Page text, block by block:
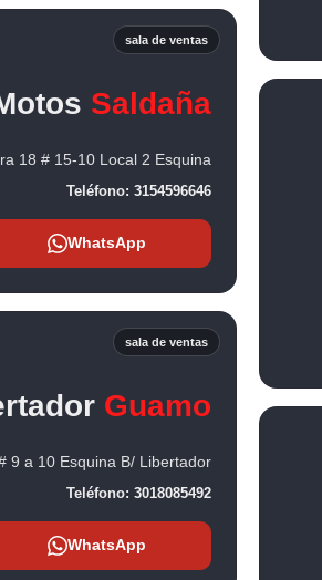
sala de ventas
Saldaña
18 # 15-10 Local 2 Esquina
Teléfono: 3154596646
WhatsApp
sala de ventas
Guamo
9 a 10 Esquina B/ Libertador
Teléfono: 3018085492
WhatsApp